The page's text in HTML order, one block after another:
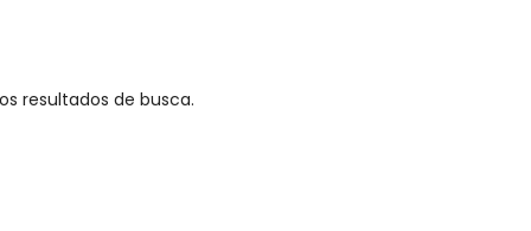
resultados de busca.